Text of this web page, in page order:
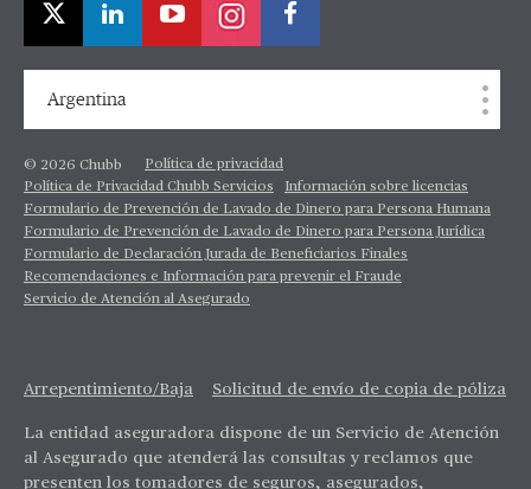
Argentina
© 2026 Chubb
Política de privacidad
Política de Privacidad Chubb Servicios
Información sobre licencias
Formulario de Prevención de Lavado de Dinero para Persona Humana
Formulario de Prevención de Lavado de Dinero para Persona Jurídica
Formulario de Declaración Jurada de Beneficiarios Finales
Recomendaciones e Información para prevenir el Fraude
Servicio de Atención al Asegurado
Arrepentimiento/Baja Solicitud de envío de copia de póliza
La entidad aseguradora dispone de un Servicio de Atención
al Asegurado que atenderá las consultas y reclamos que
presenten los tomadores de seguros, asegurados,